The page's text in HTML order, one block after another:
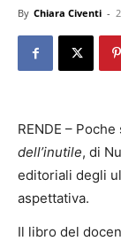
By Chiara Civenti -
RENDE –
dell’inutile, di
editoriali degli
aspettativa.
Il libro del